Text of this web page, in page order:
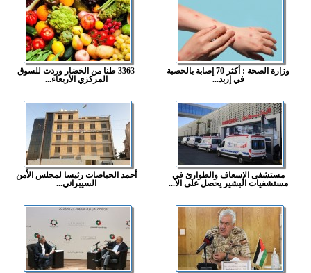
وزارة الصحة : أكثر 70 إصابة بالحصبة
في إربد...
3363 طنا من الخضار وردت للسوق
المركزي الأربعاء...
مستشفى الإسعاف والطوارئ في
مستشفيات البشير يحصل على الا...
أحمد الحياصات رئيسا لمجلس الأمن
السيبراني...